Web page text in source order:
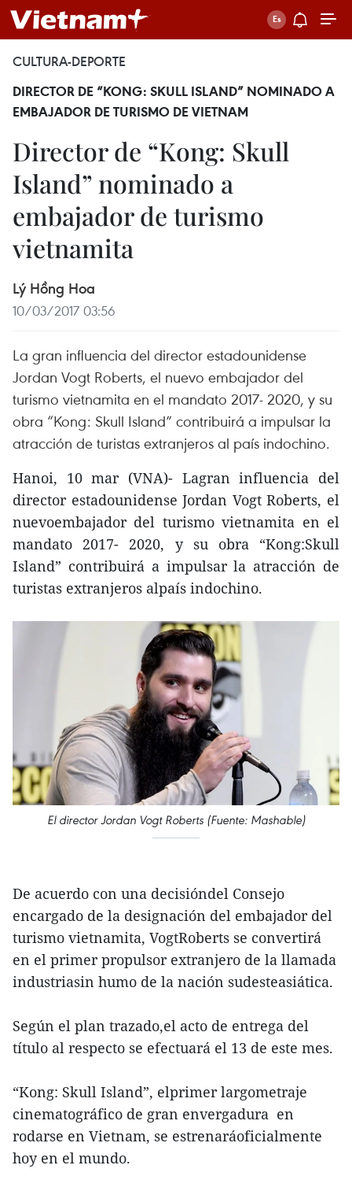
CULTURA-DEPORTE
DIRECTOR DE “KONG: SKULL ISLAND” NOMINADO A
EMBAJADOR DE TURISMO DE VIETNAM
Director de “Kong: Skull
Island” nominado a
embajador de turismo
vietnamita
Lý Hồng Hoa
10/03/2017 03:56
La gran influencia del director estadounidense
Jordan Vogt Roberts, el nuevo embajador del
turismo vietnamita en el mandato 2017- 2020, y su
obra “Kong: Skull Island” contribuirá a impulsar la
atracción de turistas extranjeros al país indochino.
Hanoi, 10 mar (VNA)- Lagran influencia del
director estadounidense Jordan Vogt Roberts, el
nuevoembajador del turismo vietnamita en el
mandato 2017- 2020, y su obra “Kong:Skull
Island” contribuirá a impulsar la atracción de
turistas extranjeros alpaís indochino.
El director Jordan Vogt Roberts (Fuente: Mashable)
De acuerdo con una decisióndel Consejo
encargado de la designación del embajador del
turismo vietnamita, VogtRoberts se convertirá
en el primer propulsor extranjero de la llamada
industriasin humo de la nación sudesteasiática.
Según el plan trazado,el acto de entrega del
título al respecto se efectuará el 13 de este mes.
“Kong: Skull Island”, elprimer largometraje
cinematográfico de gran envergadura en
rodarse en Vietnam, se estrenaráoficialmente
hoy en el mundo.